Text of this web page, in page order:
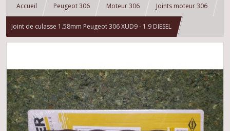
Accueil Peugeot 306 Moteur 306 Joints moteur 306
Joint de culasse 1.58mm Peugeot 306 XUD9 - 1.9 DIESEL